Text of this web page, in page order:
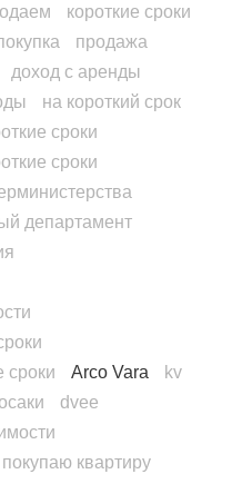
короткие сроки
продажа
доход с аренды
на короткий срок
сроки
сроки
департамент
сроки
Arco Vara
kv
dvee
покупаю квартиру